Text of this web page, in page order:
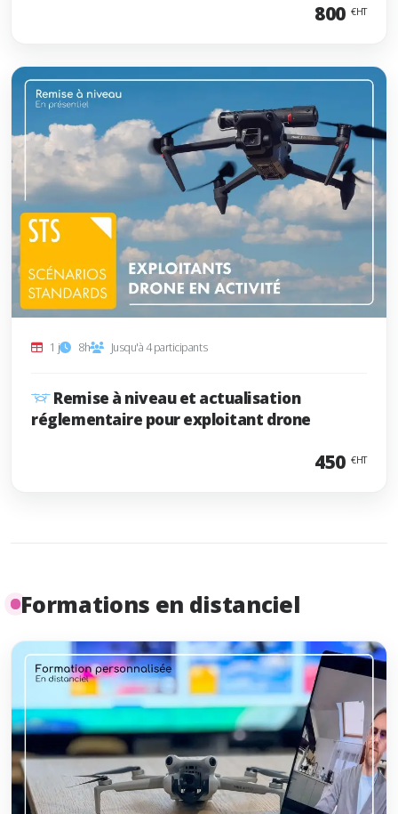
800 €HT
1 j 8h Jusqu'à 4 participants
Remise à niveau et actualisation
réglementaire pour exploitant drone
450 €HT
Formations en distanciel